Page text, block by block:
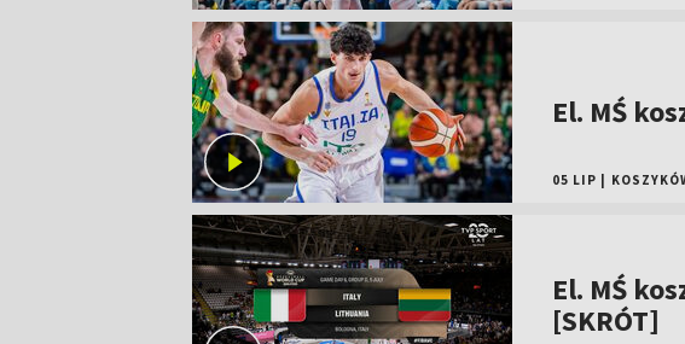
El. MŚ
05 LIP
El. MŚ
[SKRÓT]